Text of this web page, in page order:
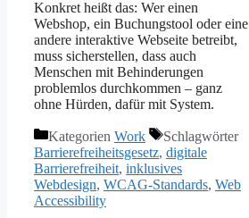
Konkret heißt das: Wer einen
Webshop, ein Buchungstool oder eine
andere interaktive Webseite betreibt,
muss sicherstellen, dass auch
Menschen mit Behinderungen
problemlos durchkommen – ganz
ohne Hürden, dafür mit System.
Kategorien Work
Schlagwörter
Barrierefreiheitsgesetz, digitale
Barrierefreiheit, inklusives
Webdesign, WCAG-Standards, Web
Accessibility